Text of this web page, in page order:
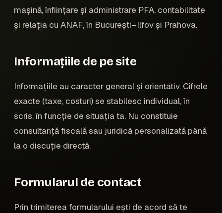
mașină, înființare și administrare PFA, contabilitate
și relația cu ANAF, în București–Ilfov și Prahova.
Informațiile de pe site
Informațiile au caracter general și orientativ. Cifrele
exacte (taxe, costuri) se stabilesc individual, în
scris, în funcție de situația ta. Nu constituie
consultanță fiscală sau juridică personalizată până
la o discuție directă.
Formularul de contact
Prin trimiterea formularului ești de acord să te